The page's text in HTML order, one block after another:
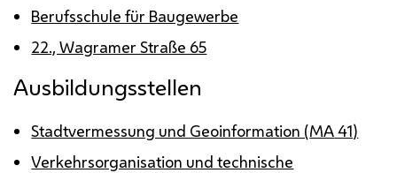
Berufsschule für Baugewerbe
22., Wagramer Straße 65
Ausbildungsstellen
Stadtvermessung und Geoinformation (MA41)
Verkehrsorganisation und technische